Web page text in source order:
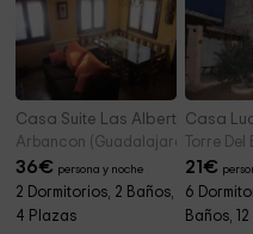
Casa Suite Las Albertas
Arbancon (Guadalajara)
36€ persona y noche
2 Dormitorios, 2 Baños,
4 Plazas
Casa
Torre
21€
6
Baños,